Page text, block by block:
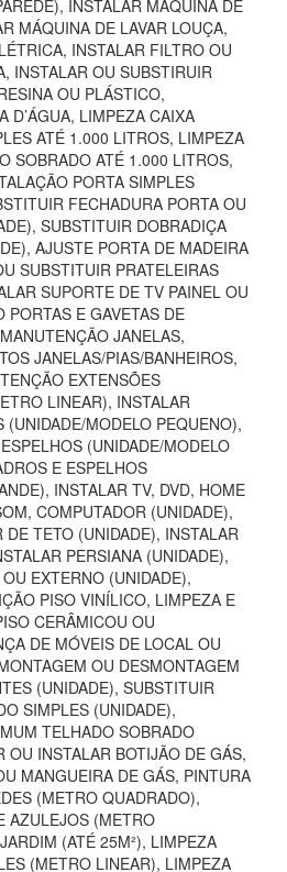
INSTALAR MÁQUINA DE
MÁQUINA DE LAVAR LOUÇA,
INSTALAR FILTRO OU
INSTALAR OU SUBSTIRUIR
OU PLÁSTICO,
D’ÁGUA, LIMPEZA CAIXA
ATÉ 1.000 LITROS, LIMPEZA
SOBRADO ATÉ 1.000 LITROS,
PORTA SIMPLES
FECHADURA PORTA OU
SUBSTITUIR DOBRADIÇA
AJUSTE PORTA DE MADEIRA
SUBSTITUIR PRATELEIRAS
SUPORTE DE TV PAINEL OU
PORTAS E GAVETAS DE
JANELAS,
JANELAS/PIAS/BANHEIROS,
EXTENSÕES
LINEAR), INSTALAR
(UNIDADE/MODELO PEQUENO),
(UNIDADE/MODELO
E ESPELHOS
INSTALAR TV, DVD, HOME
COMPUTADOR (UNIDADE),
DE TETO (UNIDADE), INSTALAR
PERSIANA (UNIDADE),
EXTERNO (UNIDADE),
PISO VINÍLICO, LIMPEZA E
CERÂMICOU OU
DE MÓVEIS DE LOCAL OU
OU DESMONTAGEM
(UNIDADE), SUBSTITUIR
SIMPLES (UNIDADE),
TELHADO SOBRADO
OU INSTALAR BOTIJÃO DE GÁS,
MANGUEIRA DE GÁS, PINTURA
(METRO QUADRADO),
AZULEJOS (METRO
(ATÉ 25M²), LIMPEZA
(METRO LINEAR), LIMPEZA